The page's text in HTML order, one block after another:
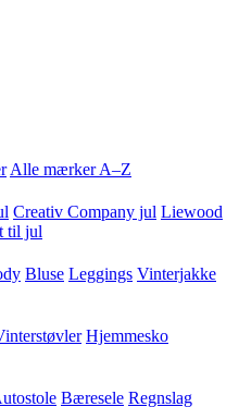
Alle mærker A–Z
Creativ Company jul Liewood
til jul
Bluse Leggings Vinterjakke
Hjemmesko
Bæresele Regnslag